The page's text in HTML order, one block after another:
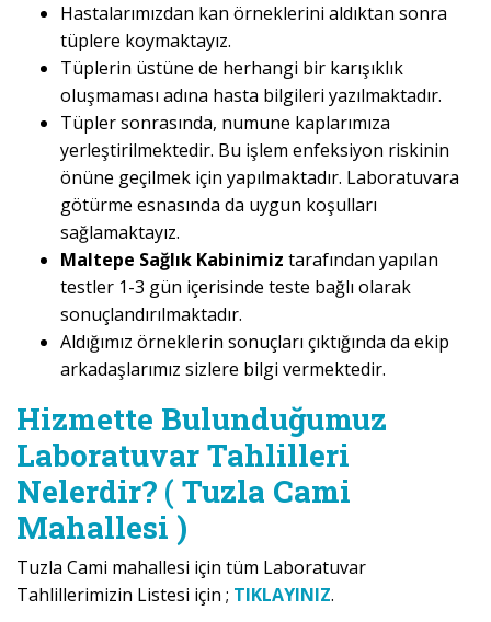
Hastalarımızdan kan örneklerini aldıktan sonra
tüplere koymaktayız.
Tüplerin üstüne de herhangi bir karışıklık
oluşmaması adına hasta bilgileri yazılmaktadır.
Tüpler sonrasında, numune kaplarımıza
yerleştirilmektedir. Bu işlem enfeksiyon riskinin
önüne geçilmek için yapılmaktadır. Laboratuvara
götürme esnasında da uygun koşulları
sağlamaktayız.
Maltepe Sağlık Kabinimiz tarafından yapılan
testler 1-3 gün içerisinde teste bağlı olarak
sonuçlandırılmaktadır.
Aldığımız örneklerin sonuçları çıktığında da ekip
arkadaşlarımız sizlere bilgi vermektedir.
Hizmette Bulunduğumuz
Laboratuvar Tahlilleri
Nelerdir? ( Tuzla Cami
Mahallesi )
Tuzla Cami mahallesi için tüm Laboratuvar
Tahlillerimizin Listesi için ; TIKLAYINIZ.